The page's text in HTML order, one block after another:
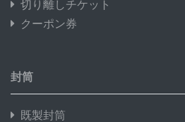
切り離しチケット
クーポン券
封筒
既製封筒